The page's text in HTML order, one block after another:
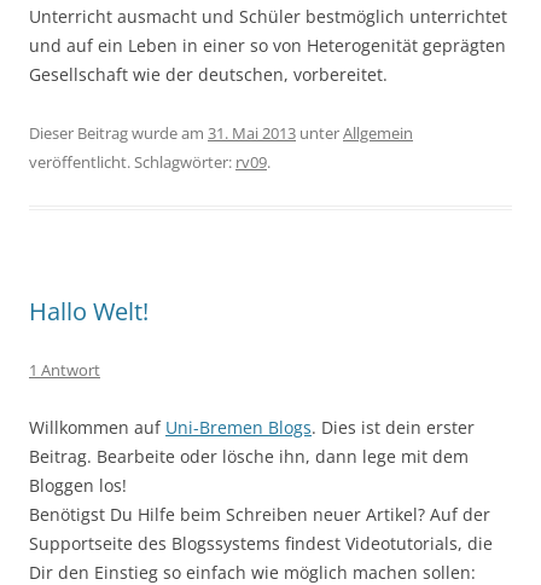
Unterricht ausmacht und Schüler bestmöglich unterrichtet
und auf ein Leben in einer so von Heterogenität geprägten
Gesellschaft wie der deutschen, vorbereitet.
Dieser Beitrag wurde am 31. Mai 2013 unterAllgemein
veröffentlicht. Schlagwörter: rv09.
Hallo Welt!
1 Antwort
Willkommen auf Uni-Bremen Blogs. Dies ist dein erster
Beitrag. Bearbeite oder lösche ihn, dann lege mit dem
Bloggen los!
Benötigst Du Hilfe beim Schreiben neuer Artikel? Auf der
Supportseite des Blogssystems findest Videotutorials, die
Dir den Einstieg so einfach wie möglich machen sollen: